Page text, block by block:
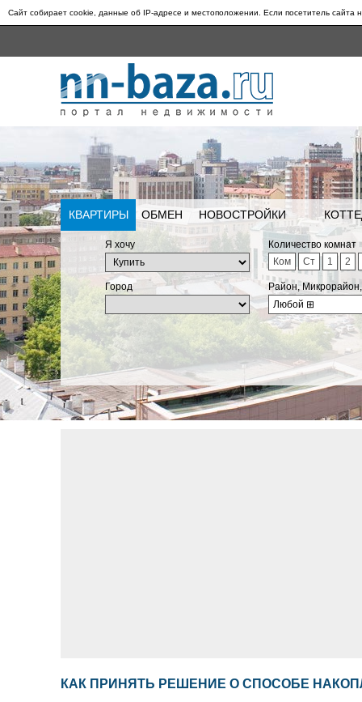
Сайт собирает cookie, данные об IP-адресе и местоположении. Если посетитель сайта
КВАРТИРЫ ОБМЕН НОВОСТРОЙКИ
Я хочу
Количество комнат
Ком
Ст 1 2
Город
Район,
Любой ⊞
КАК ПРИНЯТЬ РЕШЕНИЕ О СПОСОБЕ